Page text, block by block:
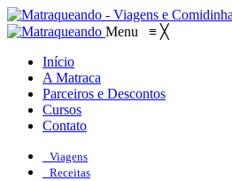
Menu ≡ ╳
Início
A Matraca
Parceiros e Descontos
Cursos
Contato
Viagens
Receitas